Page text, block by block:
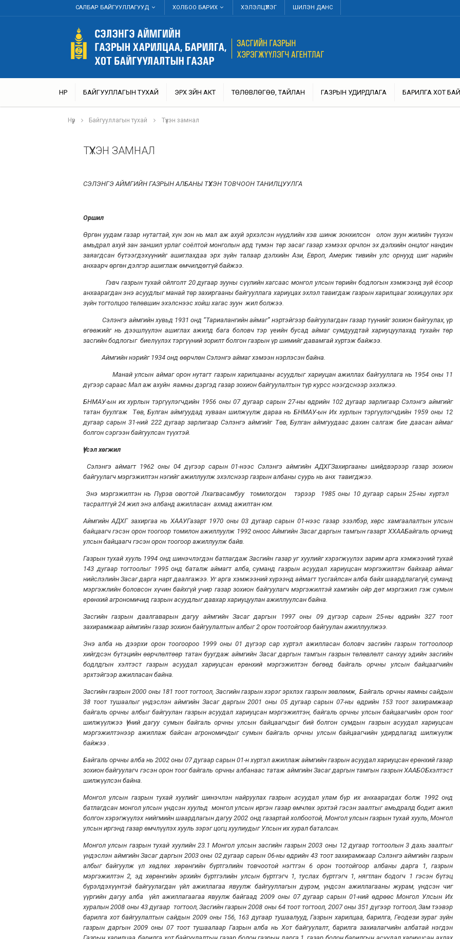
САЛБАР БАЙГУУЛЛАГУУД ХОЛБОО БАРИХ ХЭЛЭЛЦҮҮЛЭГ ШИЛЭН ДАНС
НҮҮР БАЙГУУЛЛАГЫН ТУХАЙ ЭРХ ЗҮЙН АКТ ТӨЛӨВЛӨГӨӨ, ТАЙЛАН ГАЗРЫН УДИРДЛАГА БАРИЛГА ХОТ
Нүүр Байгууллагын тухай Түүхэн замнал
ТҮҮХЭН ЗАМНАЛ
СЭЛЭНГЭ АЙМГИЙН ГАЗРЫН АЛБАНЫ ТҮҮХЭН ТОВЧООН ТАНИЛЦУУЛГА
Оршил
Өргөн уудам газар нутагтай, хүн зон нь мал аж ахуй эрхэлсэн нүүдлийн хэв шинж зонхилсон олон зуун жилийн түүхэн
амьдрал ахуй зан заншил урлаг соёлтой монголын ард түмэн төр засаг газар хэмээх орчлон эх дэлхийн онцлог нандин
заяагдсан бүтээгдэхүүнийг ашиглахдаа эрх зүйн талаар дэлхийн Ази, Европ, Америк тивийн улс орнууд шиг нарийн
анхаарч өргөн дэлгэр ашиглаж өмчилдөггүй байжээ.
Гэвч газрын тухай ойлголт 20 дугаар зууны сүүлийн хагсаас монгол улсын төрийн бодлогын хэмжээнд зүй ёсоор
анхаарагдан энэ асуудлыг манай төр захиргааны байгууллага хариуцах эхлэл тавигдаж газрын харилцааг зохицуулах эрх
зүйн тогтолцоо төлөвшин эхэлснээс хойш хагас зуун жил болжээ.
Сэлэнгэ аймгийн хувьд 1931 онд “Тариалангийн аймаг” нэртэйгээр байгуулагдан газар түүнийг зохион байгуулах, үр
өгөөжийг нь дээшлүүлэн ашиглах ажилд бага боловч тэр үеийн бусад аймаг сумдуудтай хариуцуулахад тухайн төр
засгийн бодлогыг биелүүлэх тэргүүний зорилт болгон газрын үр шимийг давамгай хүртэж байжээ.
Аймгийн нэрийг 1934 онд өөрчлөн Сэлэнгэ аймаг хэмээн нэрлэсэн байна.
Манай улсын аймаг орон нутагт газрын харилцааны асуудлыг хариуцан ажиллах байгууллага нь 1954 оны 11
дүгээр сараас Мал аж ахуйн яамны дэргэд газар зохион байгуулалтын түр курсс нээгдснээр эхэлжээ.
БНМАУ-ын их хурлын тэргүүлэгчдийн 1956 оны 07 дугаар сарын 27-ны өдрийн 102 дугаар зарлигаар Сэлэнгэ аймгийг
татан буулгаж Төв, Булган аймгуудад хуваан шилжүүлж дараа нь БНМАУ-ын Их хурлын тэргүүлэгчдийн 1959 оны 12
дугаар сарын 31-ний 222 дугаар зарлигаар Сэлэнгэ аймгийг Төв, Булган аймгуудаас дахин салгаж бие даасан аймаг
болгон сэргээн байгуулсан түүхтэй.
Үүсэл хөгжил
Сэлэнгэ аймагт 1962 оны 04 дүгээр сарын 01-нээс Сэлэнгэ аймгийн АДХГЗахиргааны шийдвэрээр газар зохион
байгуулагч мэргэжилтэн нэгийг ажиллуулж эхэлснээр газрын албаны суурь нь анх тавигджээ.
Энэ мэргэжилтэн нь Пүрэв овогтой Лхагвасамбуу томилогдон тэрээр 1985 оны 10 дугаар сарын 25-ны хүртэл
тасралтгүй 24 жил энэ албанд ажилласан ахмад ажилтан юм.
Аймгийн АДХГ захиргаа нь ХААУГазарт 1970 оны 03 дугаар сарын 01-нээс газар эзэлбэр, хөрс хамгаалалтын улсын
байцаагч гэсэн орон тоогоор томилон ажиллуулж 1992 оноос Аймгийн Засаг даргын тамгын газарт ХХААБайгаль орчинд
улсын байцаагч гэсэн орон тоогоор ажиллуулж байв.
Газрын тухай хууль 1994 онд шинэчлэгдэн батлагдаж Засгийн газар уг хуулийг хэрэгжүүлэх зарим арга хэмжээний тухай
143 дугаар тогтоолыг 1995 онд баталж аймагт алба, суманд газрын асуудал хариуцсан мэргэжилтэн байхаар аймаг
нийслэлийн Засаг дарга нарт даалгажээ. Уг арга хэмжээний хүрээнд аймагт тусгайлсан алба байх шаардлагагүй, суманд
мэргэжлийн боловсон хүчин байхгүй учир газар зохион байгуулагч мэргэжилтэй хамгийн ойр дөт мэргэжил гэж сумын
ерөнхий агрономичид газрын асуудлыг давхар хариуцуулан ажиллуулсан байна.
Засгийн газрын даалгаварын дагуу аймгийн Засаг даргын 1997 оны 09 дүгээр сарын 25-ны өдрийн 327 тоот
захирамжаар аймгийн газар зохион байгуулалтын албыг 2 орон тоотойгоор байгуулан ажиллуулжээ.
Энэ алба нь дээрхи орон тоогоороо 1999 оны 01 дүгээр сар хүртэл ажилласан боловч засгийн газрын тогтоолоор
хийгдсэн бүтэцийн өөрчлөлтөөр татан буугдаж аймгийн Засаг даргын тамгын газрын төлөвлөлт санхүү эдийн засгийн
бодлдгын хэлтэст газрын асуудал хариуцсан ерөнхий мэргэжилтэн бөгөөд байгаль орчны улсын байцаагчийн
эрхтэйгээр ажилласан байна.
Засгийн газрын 2000 оны 181 тоот тогтоол, Засгийн газрын хэрэг эрхлэх газрын зөвлөмж, Байгаль орчны яамны сайдын
38 тоот тушаалыг үндэслэн аймгийн Засаг даргын 2001 оны 05 дугаар сарын 07-ны өдрийн 153 тоот захирамжаар
байгаль орчны албыг байгуулан газрын асуудал хариуцсан мэргэжилтэн, байгаль орчны улсын байцаагчийн орон тоог
шилжүүлжээ Үүний дагуу сумын байгаль орчны улсын байцаагчдыг бий болгон сумдын газрын асуудал хариуцсан
мэргэжилтэнээр ажиллаж байсан агрономичдыг сумын байгаль орчны улсын байцаагчийн удирдлагад шилжүүлж
байжээ .
Байгаль орчны алба нь 2002 оны 07 дугаар сарын 01-н хүртэл ажиллаж аймгийн газрын асуудал хариуцсан ерөнхий газар
зохион байгуулагч гэсэн орон тоог байгаль орчны албанаас татаж аймгийн Засаг даргын тамгын газрын ХААБОБхэлтэст
шилжүүлсэн байна.
Монгол улсын газрын тухай хуулийг шинэчлэн найруулах газрын асуудал улам бүр их анхаарагдах болж 1992 онд
батлагдсан монгол улсын үндсэн хуульд монгол улсын иргэн газар өмчлөх эрхтэй гэсэн заалтыг амьдралд бодит ажил
болгон хэрэгжүүлэх нийгмийн шаардлагын дагуу 2002 онд газартай холбоотой, Монгол улсын газрын тухай хууль, Монгол
улсын иргэнд газар өмчлүүлэх хууль зэрэг цогц хуулиудыг Улсын их хурал баталсан.
Монгол улсын газрын тухай хуулийн 23.1 Монгол улсын засгийн газрын 2003 оны 12 дугаар тогтоолын 3 дахь заалтыг
үндэслэн аймгийн Засаг даргын 2003 оны 02 дугаар сарын 06-ны өдрийн 43 тоот захирамжаар Сэлэнгэ аймгийн газрын
албыг байгуулж үл хөдлөх хөрөнгийн бүртгэлийн товчоотой нэгтгэн 6 орон тоотойгоор албаны дарга 1, газрын
мэргэжилтэн 2, эд хөрөнгийн эрхийн бүртгэлийн улсын бүртгэгч 1, туслах бүртгэгч 1, нягтлан бодогч 1 гэсэн бүтэц
бүрэлдэхүүнтэй байгуулагдан үйл ажиллагаа явуулж байгууллагын дүрэм, үндсэн ажиллагааны журам, үндсэн чиг
үүргийн дагуу алба үйл ажиллагаагаа явуулж байгаад 2009 оны 07 дугаар сарын 01-ний өдрөөс Монгол Улсын Их
хуралын 2008 оны 43 дугаар тогтоол, Засгийн газрын 2008 оны 64 тоот тогтоол, 2007 оны 351 дүгээр тогтоол, Зам тээвэр
барилга хот байгуулалтын сайдын 2009 оны 156, 163 дугаар тушаалууд, Газрын харилцаа, барилга, Геодези зураг зүйн
газрын даргын 2009 оны 07 тоот тушаалаар Газрын алба нь Хот байгуулалт, барилга захиалагчийн албатай нэгдэн